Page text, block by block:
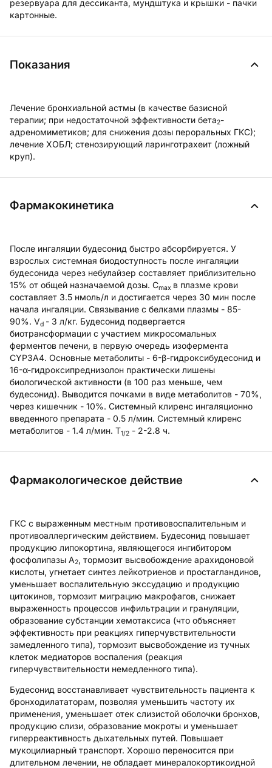
резервуара для дессиканта, мундштука и крышки - пачки
картонные.
Показания
Лечение бронхиальной астмы (в качестве базисной
терапии; при недостаточной эффективности бета2-
адреномиметиков; для снижения дозы пероральных ГКС);
лечение ХОБЛ; стенозирующий ларинготрахеит (ложный
круп).
Фармакокинетика
После ингаляции будесонид быстро абсорбируется. У
взрослых системная биодоступность после ингаляции
будесонида через небулайзер составляет приблизительно
15% от общей назначаемой дозы. Cmax в плазме крови
составляет 3.5 нмоль/л и достигается через 30 мин после
начала ингаляции. Связывание с белками плазмы - 85-
90%. Vd - 3 л/кг. Будесонид подвергается
биотрансформации с участием микросомальных
ферментов печени, в первую очередь изофермента
CYP3A4. Основные метаболиты - 6-β-гидроксибудесонид и
16-α-гидроксипреднизолон практически лишены
биологической активности (в 100 раз меньше, чем
будесонид). Выводится почками в виде метаболитов - 70%,
через кишечник - 10%. Системный клиренс ингаляционно
введенного препарата - 0.5 л/мин. Системный клиренс
метаболитов - 1.4 л/мин. T1/2 - 2-2.8 ч.
Фармакологическое действие
ГКС с выраженным местным противовоспалительным и
противоаллергическим действием. Будесонид повышает
продукцию липокортина, являющегося ингибитором
фосфолипазы А2, тормозит высвобождение арахидоновой
кислоты, угнетает синтез лейкотриенов и простагландинов,
уменьшает воспалительную экссудацию и продукцию
цитокинов, тормозит миграцию макрофагов, снижает
выраженность процессов инфильтрации и грануляции,
образование субстанции хемотаксиса (что объясняет
эффективность при реакциях гиперчувствительности
замедленного типа), тормозит высвобождение из тучных
клеток медиаторов воспаления (реакция
гиперчувствительности немедленного типа).
Будесонид восстанавливает чувствительность пациента к
бронходилататорам, позволяя уменьшить частоту их
применения, уменьшает отек слизистой оболочки бронхов,
продукцию слизи, образование мокроты и уменьшает
гиперреактивность дыхательных путей. Повышает
мукоцилиарный транспорт. Хорошо переносится при
длительном лечении, не обладает минералокортикоидной